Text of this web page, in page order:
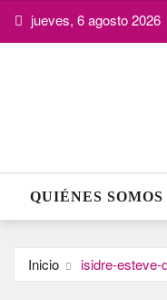
Saltarjueves, 6 agosto 2026
QUIÉNES SOMOS
Inicio isidre-esteve-